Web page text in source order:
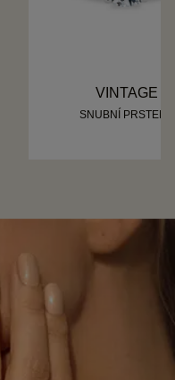
VINTAGE
SNUBNÍ PRSTENY